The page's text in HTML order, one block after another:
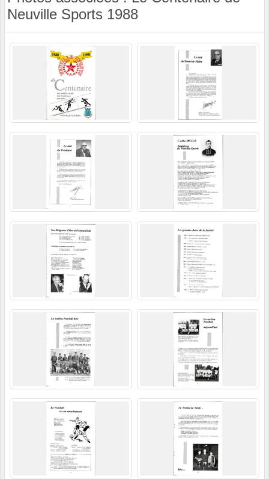
Neuville Sports 1988